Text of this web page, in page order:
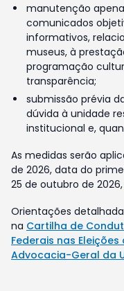
manutenção
comunicados
informativos,
museus, à
programação
transparência;
submissão prévia
dúvida à unidade
institucional e,
As medidas serão
de 2026, data do
25 de outubro de
Orientações
na Cartilha de
Federais nas
Advocacia-Geral da